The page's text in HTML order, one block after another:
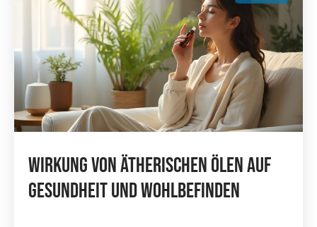
Wirkung Von Ätherischen Ölen Auf
Gesundheit Und Wohlbefinden